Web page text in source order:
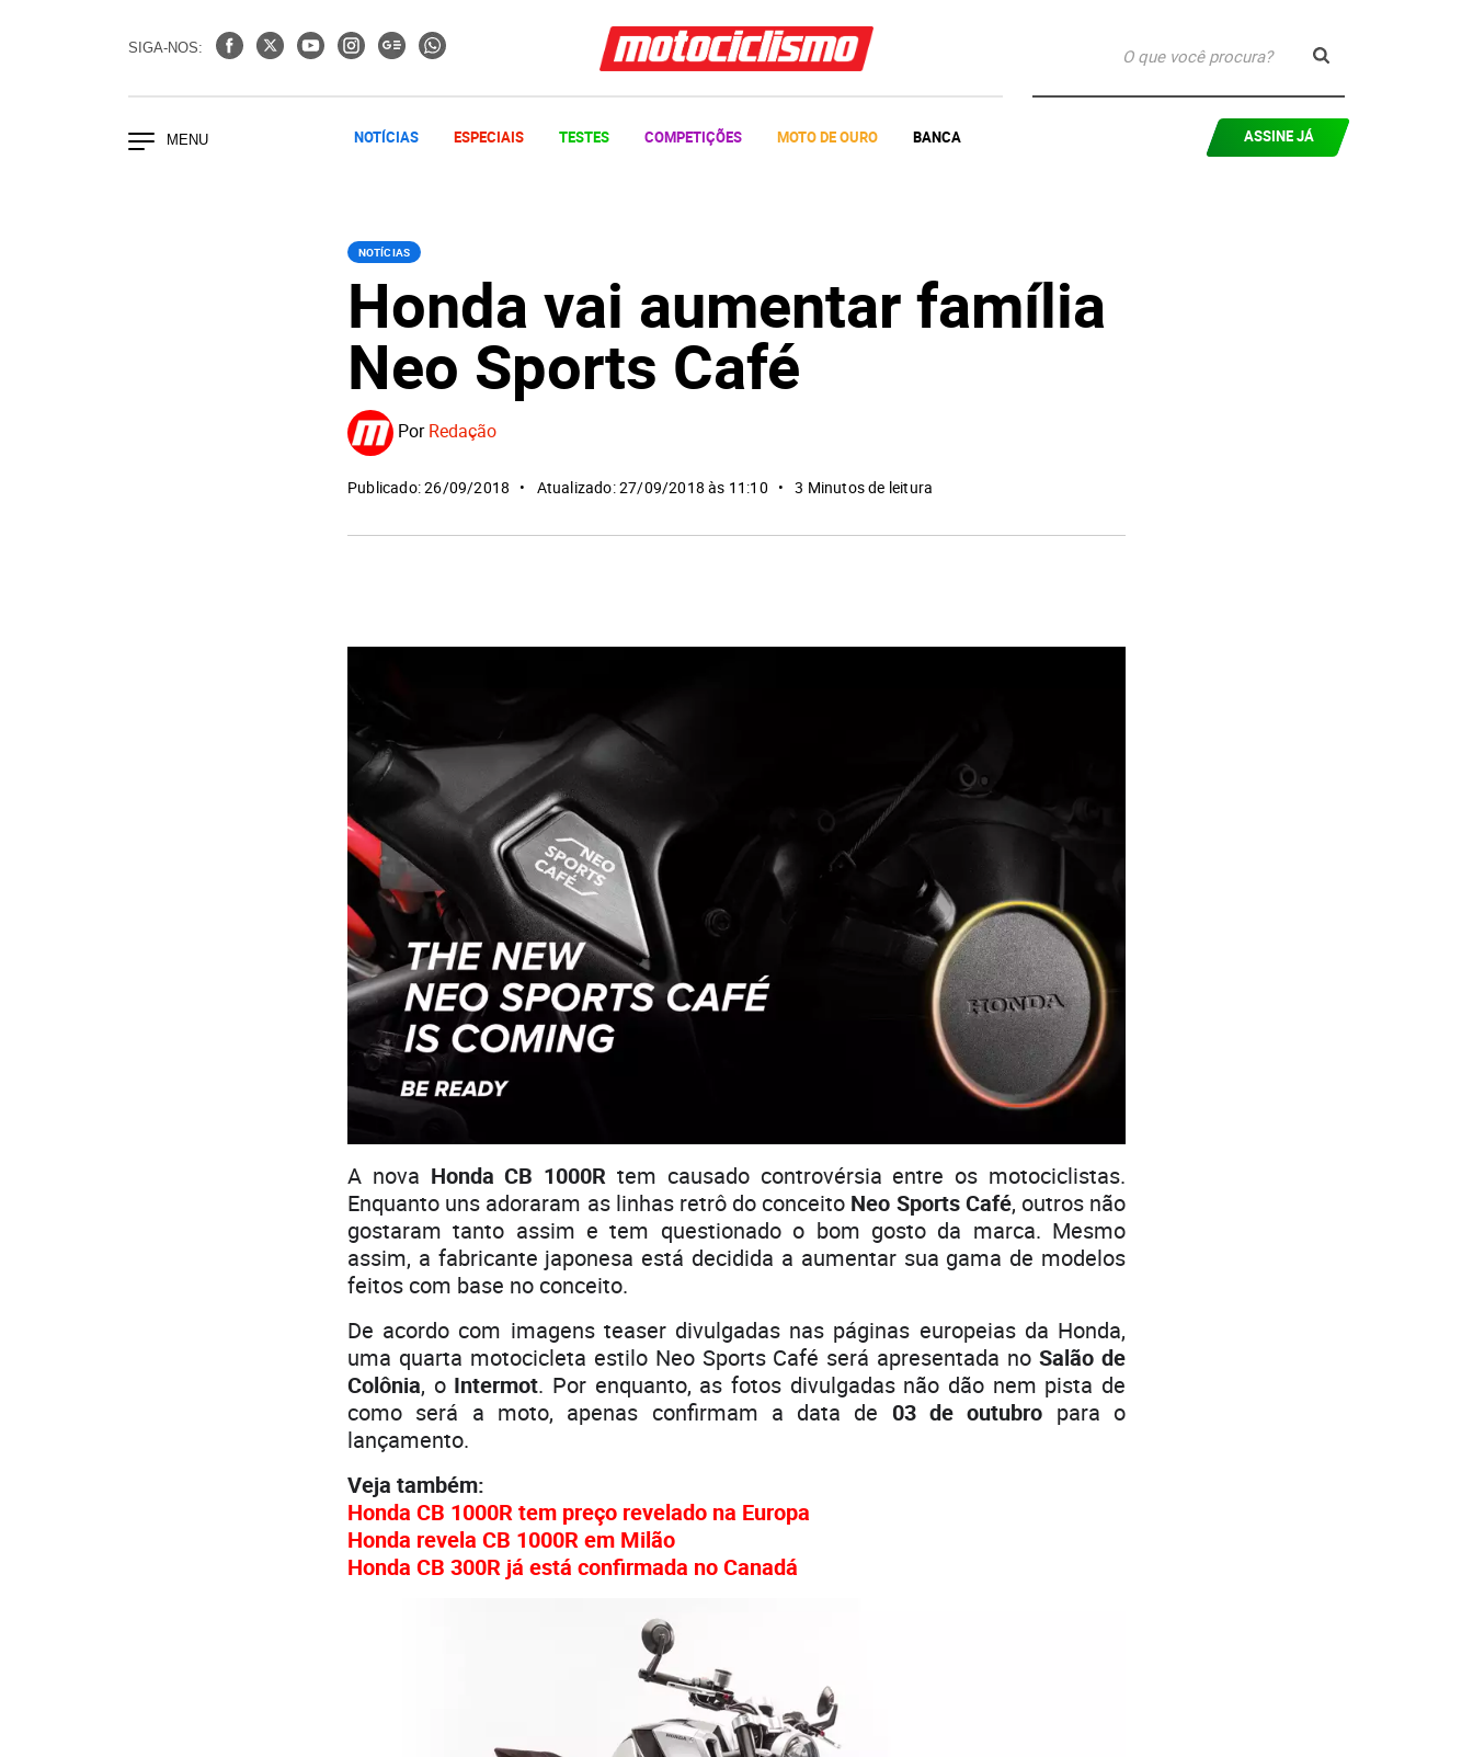
SIGA-NOS:
NOTÍCIAS ESPECIAIS TESTES COMPETIÇÕES MOTO DE OURO BANCA ASSINE JÁ
NOTÍCIAS
Honda vai aumentar família
Neo Sports Café
PorRedação
Publicado: 26/09/2018 Atualizado: 27/09/2018 às 11:10 3 Minutos de leitura
A nova Honda CB 1000R tem causado controvérsia entre os motociclistas.
Enquanto uns adoraram as linhas retrô do conceito Neo Sports Café, outros não
gostaram tanto assim e tem questionado o bom gosto da marca. Mesmo
assim, a fabricante japonesa está decidida a aumentar sua gama de modelos
feitos com base no conceito.
De acordo com imagens teaser divulgadas nas páginas europeias da Honda,
uma quarta motocicleta estilo Neo Sports Café será apresentada noSalão de
Colônia, o Intermot. Por enquanto, as fotos divulgadas não dão nem pista de
como será a moto, apenas confirmam a data de 03 de outubro para o
lançamento.
Veja também:
Honda CB 1000R tem preço revelado na Europa
Honda revela CB 1000R em Milão
Honda CB 300R já está confirmada no Canadá